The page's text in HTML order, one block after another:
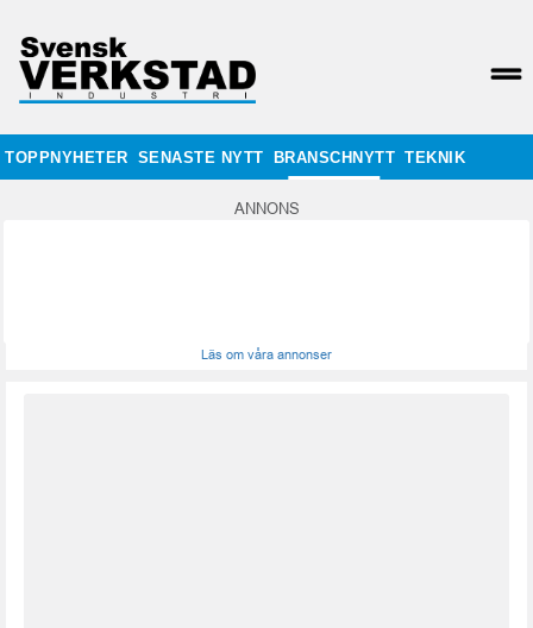
TOPPNYHETER SENASTE NYTT BRANSCHNYTT TEKNIK
ANNONS
Läs om våra annonser